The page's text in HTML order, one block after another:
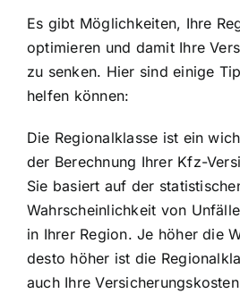
Es gibt Möglichkeiten, Ihre
optimieren und damit Ihre
zu senken. Hier sind einige
helfen können:
Die Regionalklasse ist ein
der Berechnung Ihrer Kfz-
Sie basiert auf der
Wahrscheinlichkeit von
in Ihrer Region. Je höher die
desto höher ist die
auch Ihre